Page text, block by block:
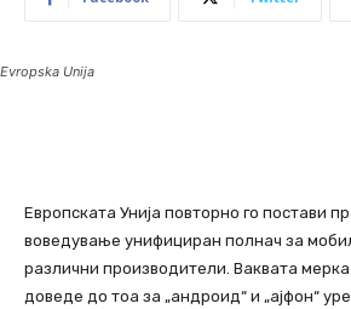
Evropska Unija
Европската Унија повторно го постави
воведување унифициран полнач за
различни производители. Ваквата
доведе до тоа за „андроид“ и „ајфон“